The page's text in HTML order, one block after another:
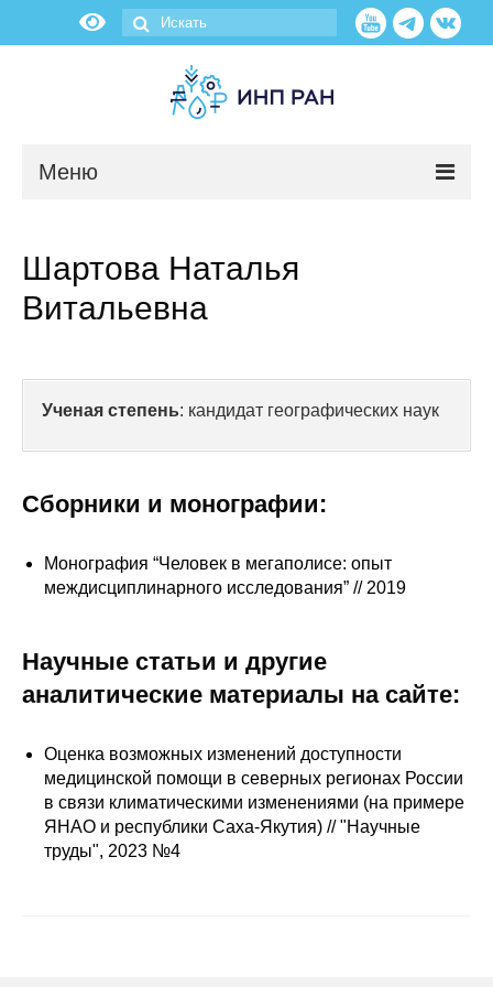
Меню
О нас
Сотрудники
Отчетность
Материалы для СМИ
Научная жизнь
Издания
Проблемы прогнозирования
Шартова Наталья
Витальевна
Ученая степень: кандидат географических наук
Сборники и монографии:
Монография “Человек в мегаполисе: опыт
междисциплинарного исследования” // 2019
Научные статьи и другие
аналитические материалы на сайте:
Оценка возможных изменений доступности
медицинской помощи в северных регионах России
в связи климатическими изменениями (на примере
ЯНАО и республики Саха-Якутия) // "Научные
труды", 2023 №4